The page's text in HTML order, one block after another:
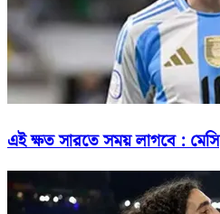
এই ক্ষত সারতে সময় লাগবে : মেসি